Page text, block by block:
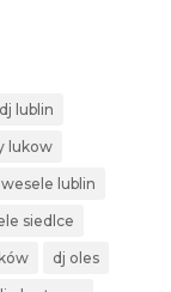
dj lublin
lukow
lublin
siedlce
dj oles